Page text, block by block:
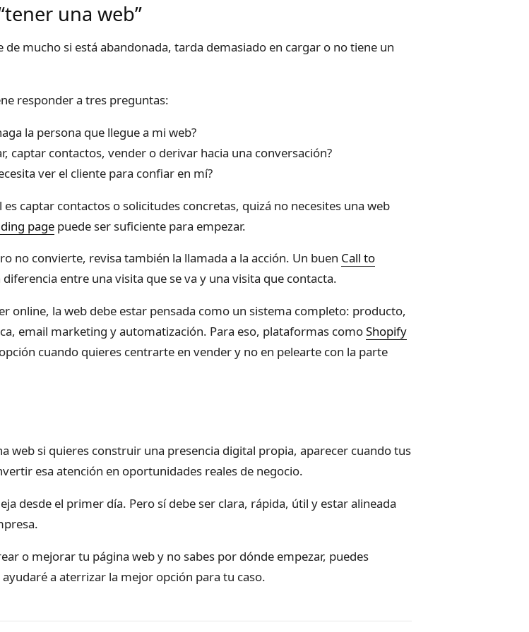
una web”
de mucho si está abandonada, tarda demasiado en cargar o no tiene un
responder a tres preguntas:
la persona que llegue a mi web?
captar contactos, vender o derivar hacia una conversación?
ver el cliente para confiar en mí?
es captar contactos o solicitudes concretas, quizá no necesites una web
page puede ser suficiente para empezar.
no convierte, revisa también la llamada a la acción. Un buen Call to
entre una visita que se va y una visita que contacta.
online, la web debe estar pensada como un sistema completo: producto,
email marketing y automatización. Para eso, plataformas comoShopify
cuando quieres centrarte en vender y no en pelearte con la parte
web si quieres construir una presencia digital propia, aparecer cuando tus
esa atención en oportunidades reales de negocio.
desde el primer día. Pero sí debe ser clara, rápida, útil y estar alineada
o mejorar tu página web y no sabes por dónde empezar, puedes
ayudaré a aterrizar la mejor opción para tu caso.